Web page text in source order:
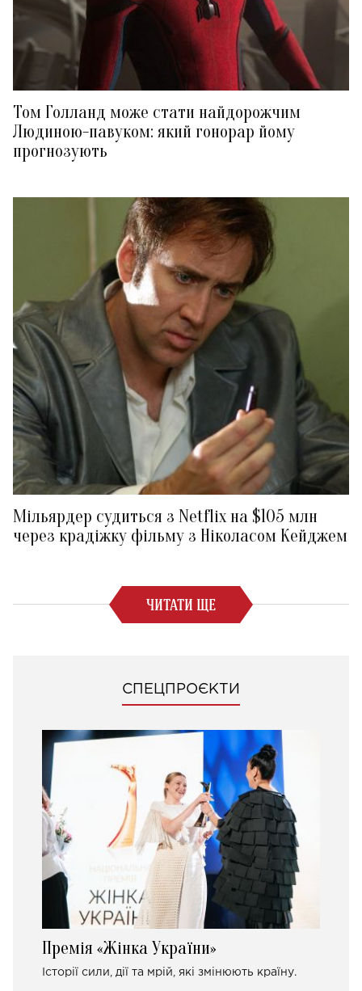
Том Голланд може стати найдорожчим
Людиною-павуком: який гонорар йому
прогнозують
Мільярдер судиться з Netflix на $105 млн
через крадіжку фільму з Ніколасом Кейджем
ЧИТАТИ ЩЕ
СПЕЦПРОЄКТИ
Премія «Жінка України»
Історії сили, дії та мрій, які змінюють країну.